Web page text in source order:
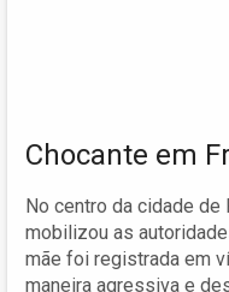
Chocante em
No centro da cidade de
mobilizou as
mãe foi registrada em
maneira agressiva e